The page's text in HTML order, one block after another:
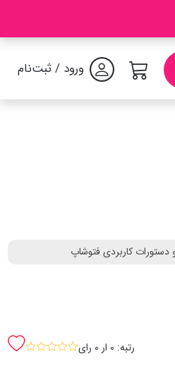
ورود / ثبت‌نام
دستورات کاربردی فتوشاپ
رتبه: 0 ار 0 رای sssss